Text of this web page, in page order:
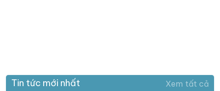
Tin tức mới nhất Xem tất cả